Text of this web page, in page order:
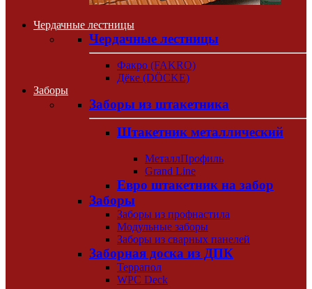
Чердачные лестницы
Чердачные лестницы
Факро (FAKRO)
Дёке (DÖCKE)
Заборы
Заборы из штакетника
Штакетник металлический
МеталлПрофиль
Grand Line
Евро штакетник на забор
Заборы
Заборы из профнастила
Модульные заборы
Заборы из сварных панелей
Заборная доска из ДПК
Террапол
WPC Deck